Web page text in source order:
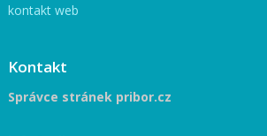
kontakt web
Kontakt
Správce stránek pribor.cz